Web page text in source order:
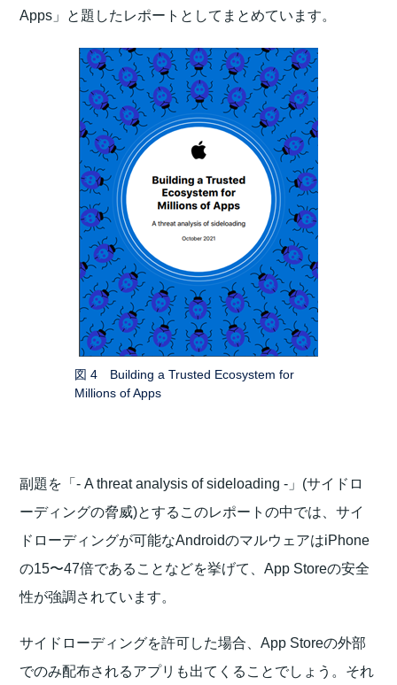
Apps」と題したレポートとしてまとめています。
図 4 Building a Trusted Ecosystem for
Millions of Apps
副題を「- A threat analysis of sideloading -」(サイドロ
ーディングの脅威)とするこのレポートの中では、サイ
ドローディングが可能なAndroidのマルウェアはiPhone
の15〜47倍であることなどを挙げて、App Storeの安全
性が強調されています。
サイドローディングを許可した場合、App Storeの外部
でのみ配布されるアプリも出てくることでしょう。それ